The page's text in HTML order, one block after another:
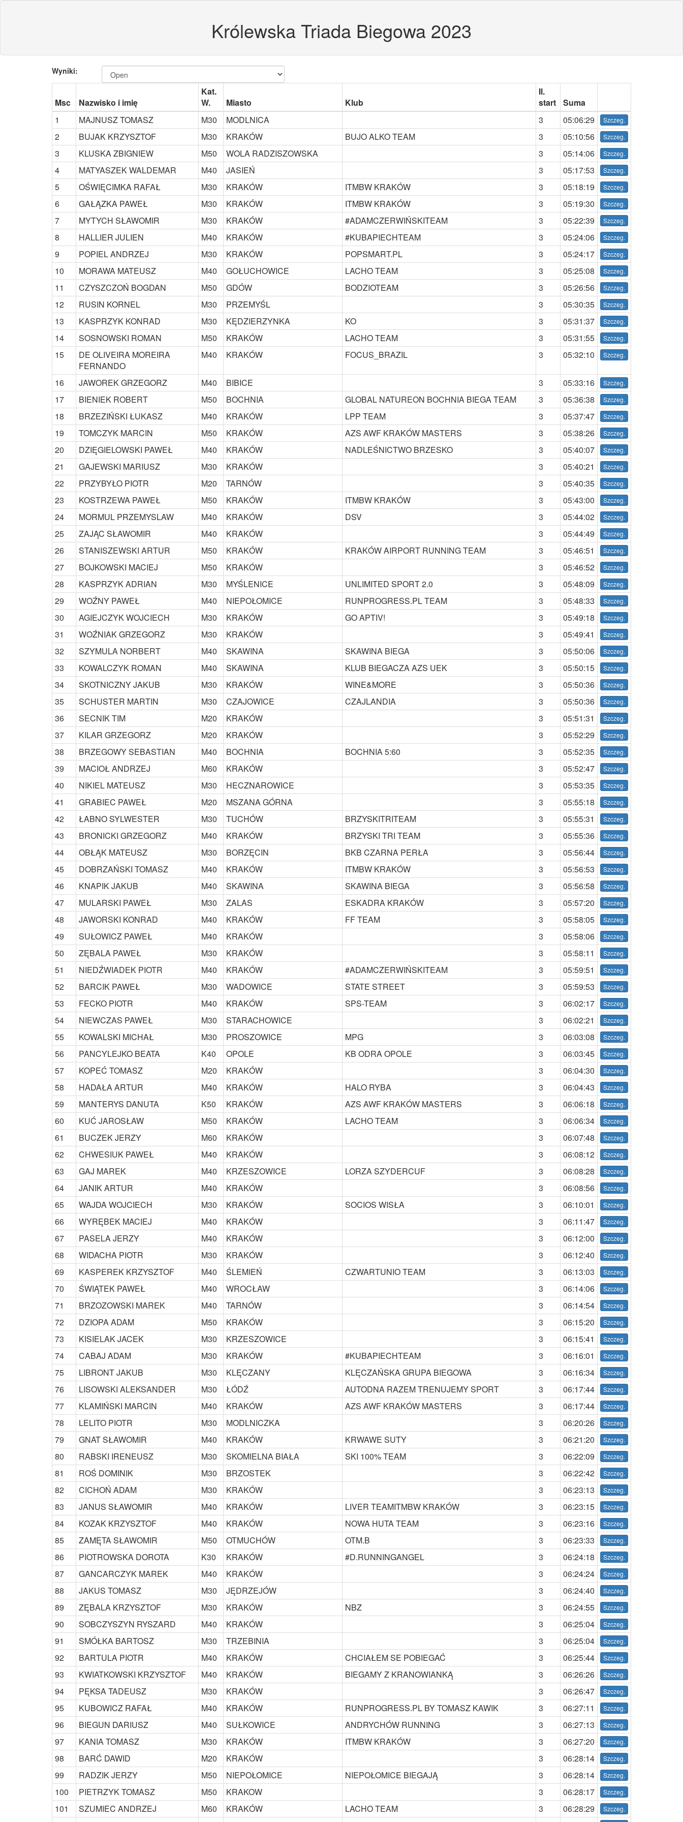
Królewska Triada Biegowa 2023
Wyniki:
Msc Nazwisko i imię
Kat.
W.
Miasto Klub
Il.
start
Suma
1
MAJNUSZ TOMASZ M30 MODLNICA 3
05:06:29
2
BUJAK KRZYSZTOF M30 KRAKÓW BUJO ALKO TEAM 3
05:10:56
3
KLUSKA ZBIGNIEW M50 WOLA RADZISZOWSKA 3
05:14:06
4
MATYASZEK WALDEMAR M40 JASIEŃ 3
05:17:53
5
OŚWIĘCIMKA RAFAŁ M30 KRAKÓW ITMBW KRAKÓW 3
05:18:19
6
GAŁĄZKA PAWEŁ M30 KRAKÓW ITMBW KRAKÓW 3
05:19:30
7
MYTYCH SŁAWOMIR M30 KRAKÓW #ADAMCZERWIŃSKITEAM 3
05:22:39
8
HALLIER JULIEN M40 KRAKÓW #KUBAPIECHTEAM 3
05:24:06
9
POPIEL ANDRZEJ M30 KRAKÓW POPSMART.PL 3
05:24:17
10
MORAWA MATEUSZ M40 GOŁUCHOWICE LACHO TEAM 3
05:25:08
11
CZYSZCZOŃ BOGDAN M50 GDÓW BODZIOTEAM 3
05:26:56
12
RUSIN KORNEL M30 PRZEMYŚL 3
05:30:35
13
KASPRZYK KONRAD M30 KĘDZIERZYNKA KO 3
05:31:37
14
SOSNOWSKI ROMAN M50 KRAKÓW LACHO TEAM 3
05:31:55
15
DE OLIVEIRA MOREIRA
FERNANDO
M40 KRAKÓW FOCUS_BRAZIL 3 05:32:10
16 JAWOREK GRZEGORZ M40 BIBICE 3
05:33:16
17
BIENIEK ROBERT M50 BOCHNIA GLOBAL NATUREON BOCHNIA BIEGA TEAM 3
05:36:38
18
BRZEZIŃSKI ŁUKASZ M40 KRAKÓW LPP TEAM 3
05:37:47
19
TOMCZYK MARCIN M50 KRAKÓW AZS AWF KRAKÓW MASTERS 3
05:38:26
20
DZIĘGIELOWSKI PAWEŁ M40 KRAKÓW NADLEŚNICTWO BRZESKO 3
05:40:07
21
GAJEWSKI MARIUSZ M30 KRAKÓW 3
05:40:21
22
PRZYBYŁO PIOTR M20 TARNÓW 3
05:40:35
23
KOSTRZEWA PAWEŁ M50 KRAKÓW ITMBW KRAKÓW 3
05:43:00
24
MORMUL PRZEMYSLAW M40 KRAKÓW DSV 3
05:44:02
25
ZAJĄC SŁAWOMIR M40 KRAKÓW 3
05:44:49
26
STANISZEWSKI ARTUR M50 KRAKÓW KRAKÓW AIRPORT RUNNING TEAM 3
05:46:51
27
BOJKOWSKI MACIEJ M50 KRAKÓW 3
05:46:52
28
KASPRZYK ADRIAN M30 MYŚLENICE UNLIMITED SPORT 2.0 3
05:48:09
29
WOŹNY PAWEŁ M40 NIEPOŁOMICE RUNPROGRESS.PL TEAM 3
05:48:33
30
AGIEJCZYK WOJCIECH M30 KRAKÓW GO APTIV! 3
05:49:18
31
WOŹNIAK GRZEGORZ M30 KRAKÓW 3
05:49:41
32
SZYMULA NORBERT M40 SKAWINA SKAWINA BIEGA 3
05:50:06
33
KOWALCZYK ROMAN M40 SKAWINA KLUB BIEGACZA AZS UEK 3
05:50:15
34
SKOTNICZNY JAKUB M30 KRAKÓW WINE&MORE 3
05:50:36
35
SCHUSTER MARTIN M30 CZAJOWICE CZAJLANDIA 3
05:50:36
36
SECNIK TIM M20 KRAKÓW 3
05:51:31
37
KILAR GRZEGORZ M20 KRAKÓW 3
05:52:29
38
BRZEGOWY SEBASTIAN M40 BOCHNIA BOCHNIA 5:60 3
05:52:35
39
MACIOŁ ANDRZEJ M60 KRAKÓW 3
05:52:47
40
NIKIEL MATEUSZ M30 HECZNAROWICE 3
05:53:35
41
GRABIEC PAWEŁ M20 MSZANA GÓRNA 3
05:55:18
42
ŁABNO SYLWESTER M30 TUCHÓW BRZYSKITRITEAM 3
05:55:31
43
BRONICKI GRZEGORZ M40 KRAKÓW BRZYSKI TRI TEAM 3
05:55:36
44
OBŁĄK MATEUSZ M30 BORZĘCIN BKB CZARNA PERŁA 3
05:56:44
45
DOBRZAŃSKI TOMASZ M40 KRAKÓW ITMBW KRAKÓW 3
05:56:53
46
KNAPIK JAKUB M40 SKAWINA SKAWINA BIEGA 3
05:56:58
47
MULARSKI PAWEŁ M30 ZALAS ESKADRA KRAKÓW 3
05:57:20
48
JAWORSKI KONRAD M40 KRAKÓW FF TEAM 3
05:58:05
49
SUŁOWICZ PAWEŁ M40 KRAKÓW 3
05:58:06
50
ZĘBALA PAWEŁ M30 KRAKÓW 3
05:58:11
51
NIEDŹWIADEK PIOTR M40 KRAKÓW #ADAMCZERWIŃSKITEAM 3
05:59:51
52
BARCIK PAWEŁ M30 WADOWICE STATE STREET 3
05:59:53
53
FECKO PIOTR M40 KRAKÓW SPS-TEAM 3
06:02:17
54
NIEWCZAS PAWEŁ M30 STARACHOWICE 3
06:02:21
55
KOWALSKI MICHAŁ M30 PROSZOWICE MPG 3
06:03:08
56
PANCYLEJKO BEATA K40 OPOLE KB ODRA OPOLE 3
06:03:45
57
KOPEĆ TOMASZ M20 KRAKÓW 3
06:04:30
58
HADAŁA ARTUR M40 KRAKÓW HALO RYBA 3
06:04:43
59
MANTERYS DANUTA K50 KRAKÓW AZS AWF KRAKÓW MASTERS 3
06:06:18
60
KUĆ JAROSŁAW M50 KRAKÓW LACHO TEAM 3
06:06:34
61
BUCZEK JERZY M60 KRAKÓW 3
06:07:48
62
CHWESIUK PAWEŁ M40 KRAKÓW 3
06:08:12
63
GAJ MAREK M40 KRZESZOWICE LORZA SZYDERCUF 3
06:08:28
64
JANIK ARTUR M40 KRAKÓW 3
06:08:56
65
WAJDA WOJCIECH M30 KRAKÓW SOCIOS WISŁA 3
06:10:01
66
WYRĘBEK MACIEJ M40 KRAKÓW 3
06:11:47
67
PASELA JERZY M40 KRAKÓW 3
06:12:00
68
WIDACHA PIOTR M30 KRAKÓW 3
06:12:40
69
KASPEREK KRZYSZTOF M40 ŚLEMIEŃ CZWARTUNIO TEAM 3
06:13:03
70
ŚWIĄTEK PAWEŁ M40 WROCŁAW 3
06:14:06
71
BRZOZOWSKI MAREK M40 TARNÓW 3
06:14:54
72
DZIOPA ADAM M50 KRAKÓW 3
06:15:20
73
KISIELAK JACEK M30 KRZESZOWICE 3
06:15:41
74
CABAJ ADAM M30 KRAKÓW #KUBAPIECHTEAM 3
06:16:01
75
LIBRONT JAKUB M30 KLĘCZANY KLĘCZAŃSKA GRUPA BIEGOWA 3
06:16:34
76
LISOWSKI ALEKSANDER M30 ŁÓDŹ AUTODNA RAZEM TRENUJEMY SPORT 3
06:17:44
77
KLAMIŃSKI MARCIN M40 KRAKÓW AZS AWF KRAKÓW MASTERS 3
06:17:44
78
LELITO PIOTR M30 MODLNICZKA 3
06:20:26
79
GNAT SŁAWOMIR M40 KRAKÓW KRWAWE SUTY 3
06:21:20
80
RABSKI IRENEUSZ M30 SKOMIELNA BIAŁA SKI 100% TEAM 3
06:22:09
81
ROŚ DOMINIK M30 BRZOSTEK 3
06:22:42
82
CICHOŃ ADAM M30 KRAKÓW 3
06:23:13
83
JANUS SŁAWOMIR M40 KRAKÓW LIVER TEAMITMBW KRAKÓW 3
06:23:15
84
KOZAK KRZYSZTOF M40 KRAKÓW NOWA HUTA TEAM 3
06:23:16
85
ZAMĘTA SŁAWOMIR M50 OTMUCHÓW OTM.B 3
06:23:33
86
PIOTROWSKA DOROTA K30 KRAKÓW #D.RUNNINGANGEL 3
06:24:18
87
GANCARCZYK MAREK M40 KRAKÓW 3
06:24:24
88
JAKUS TOMASZ M30 JĘDRZEJÓW 3
06:24:40
89
ZĘBALA KRZYSZTOF M30 KRAKÓW NBZ 3
06:24:55
90
SOBCZYSZYN RYSZARD M40 KRAKÓW 3
06:25:04
91
SMÓŁKA BARTOSZ M30 TRZEBINIA 3
06:25:04
92
BARTULA PIOTR M40 KRAKÓW CHCIAŁEM SE POBIEGAĆ 3
06:25:44
93
KWIATKOWSKI KRZYSZTOF M40 KRAKÓW BIEGAMY Z KRANOWIANKĄ 3
06:26:26
94
PĘKSA TADEUSZ M30 KRAKÓW 3
06:26:47
95
KUBOWICZ RAFAŁ M40 KRAKÓW RUNPROGRESS.PL BY TOMASZ KAWIK 3
06:27:11
96
BIEGUN DARIUSZ M40 SUŁKOWICE ANDRYCHÓW RUNNING 3
06:27:13
97
KANIA TOMASZ M30 KRAKÓW ITMBW KRAKÓW 3
06:27:20
98
BARĆ DAWID M20 KRAKÓW 3
06:28:14
99
RADZIK JERZY M50 NIEPOŁOMICE NIEPOŁOMICE BIEGAJĄ 3
06:28:14
100
PIETRZYK TOMASZ M50 KRAKOW 3
06:28:17
101
SZUMIEC ANDRZEJ M60 KRAKÓW LACHO TEAM 3
06:28:29